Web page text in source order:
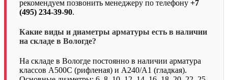
рекомендуем позвонить менеджеру по телефону +7
(495) 234-39-90.
Какие виды и диаметры арматуры есть в наличии
на складе в Вологде?
На складе в Вологде постоянно в наличии арматура
классов А500С (рифленая) и А240/А1 (гладкая).